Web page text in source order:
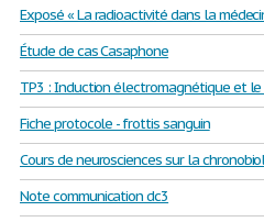
Exposé « La radioactivité dans la
Étude de cas Casaphone
TP3 : Induction électromagnétique et
Fiche protocole - frottis sanguin
Cours de neurosciences sur la
Note communication dc3